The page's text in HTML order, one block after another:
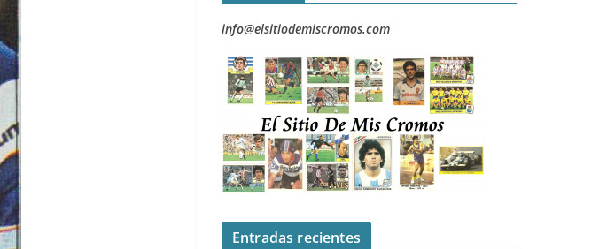
info@elsitiodemiscromos.com
Entradas recientes